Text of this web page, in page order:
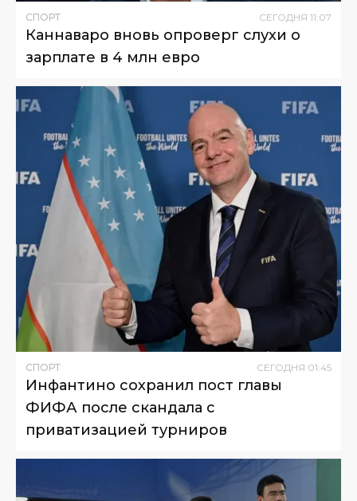
СПОРТ СЕГОДНЯ 11:07
Каннаваро вновь опроверг слухи о
зарплате в 4 млн евро
СПОРТ СЕГОДНЯ 01:45
Инфантино сохранил пост главы
ФИФА после скандала с
приватизацией турниров